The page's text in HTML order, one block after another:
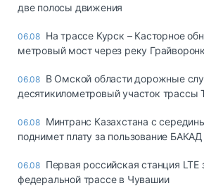
две полосы движения
06.08 На трассе Курск – Касторное
метровый мост через реку
06.08 В Омской области дорожные
десятикилометровый участок
06.08 Минтранс Казахстана с
поднимет плату за пользование БАКАД
06.08 Первая российская станция LTE
федеральной трассе в Чувашии